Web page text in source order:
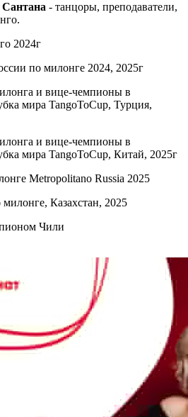
- танцоры, преподаватели,
2024г
по милонге 2024, 2025г
и вице-чемпионы в
мира TangoToCup, Турция,
и вице-чемпионы в
мира TangoToCup, Китай, 2025г
Metropolitano Russia 2025
Казахстан, 2025
Чили